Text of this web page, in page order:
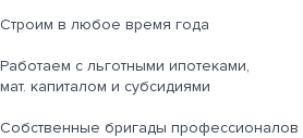
Строим в любое время года
Работаем с льготными ипотеками,
мат. капиталом и субсидиями
Собственные бригады профессионалов